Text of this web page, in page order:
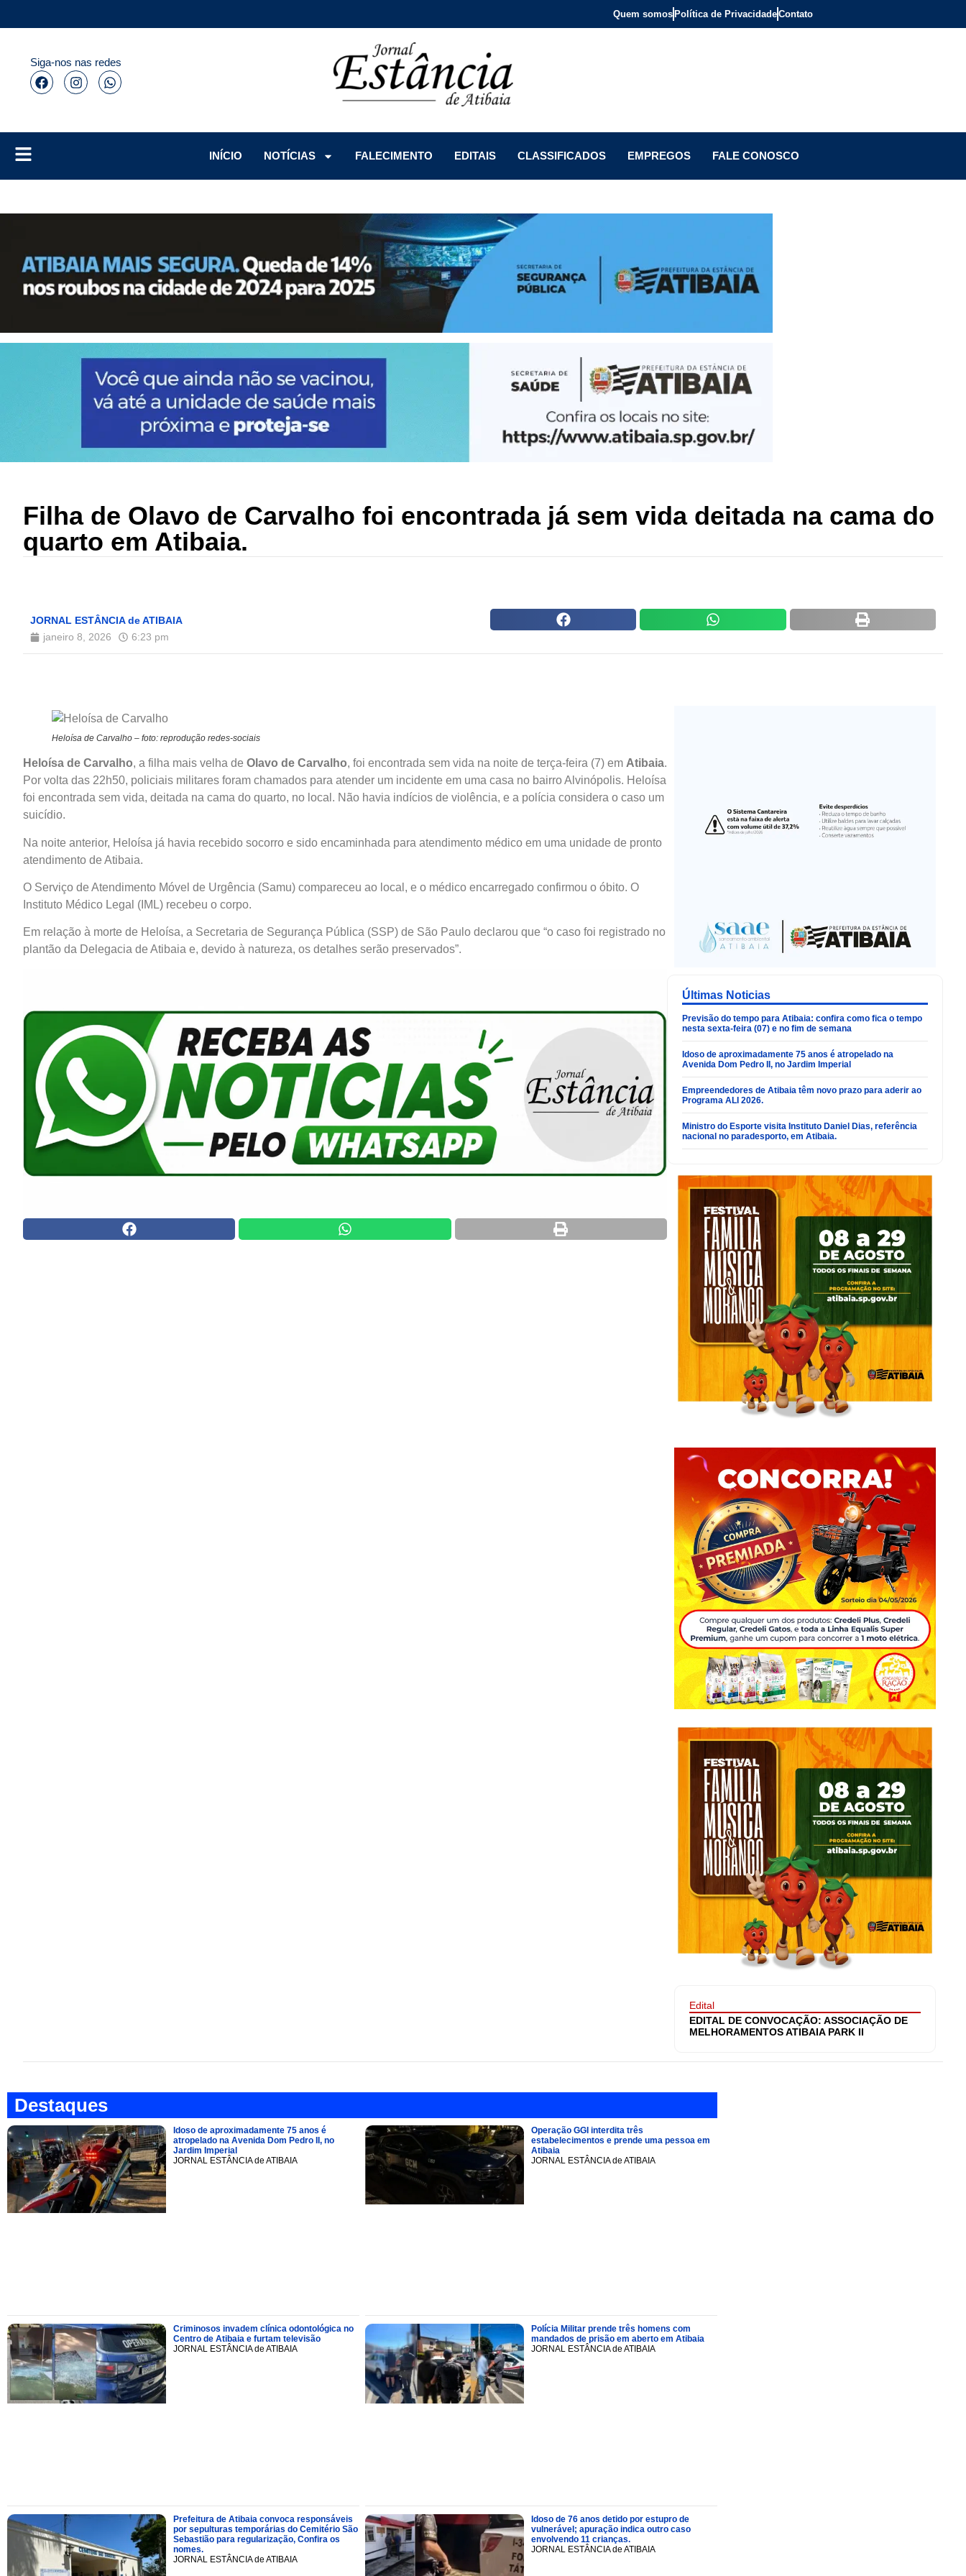
Quem somos Política de PrivacidadeContato
Siga-nos nas redes
INÍCIO
NOTÍCIAS FALECIMENTO EDITAIS CLASSIFICADOS EMPREGOS FALE CONOSCO
Filha de Olavo de Carvalho foi encontrada já sem vida deitada na cama do
quarto em Atibaia.
JORNAL ESTÂNCIA de ATIBAIA
janeiro 8, 2026
6:23 pm
Heloísa de Carvalho – foto: reprodução redes-sociais
Heloísa de Carvalho, a filha mais velha de Olavo de Carvalho, foi encontrada sem vida na noite de terça-feira (7) em Atibaia.
Por volta das 22h50, policiais militares foram chamados para atender um incidente em uma casa no bairro Alvinópolis. Heloísa
foi encontrada sem vida, deitada na cama do quarto, no local. Não havia indícios de violência, e a polícia considera o caso um
suicídio.
Na noite anterior, Heloísa já havia recebido socorro e sido encaminhada para atendimento médico em uma unidade de pronto
atendimento de Atibaia.
O Serviço de Atendimento Móvel de Urgência (Samu) compareceu ao local, e o médico encarregado confirmou o óbito. O
Instituto Médico Legal (IML) recebeu o corpo.
Em relação à morte de Heloísa, a Secretaria de Segurança Pública (SSP) de São Paulo declarou que “o caso foi registrado no
plantão da Delegacia de Atibaia e, devido à natureza, os detalhes serão preservados”.
Últimas Noticias
Previsão do tempo para Atibaia: confira como fica o tempo
nesta sexta-feira (07) e no fim de semana
Idoso de aproximadamente 75 anos é atropelado na
Avenida Dom Pedro II, no Jardim Imperial
Empreendedores de Atibaia têm novo prazo para aderir ao
Programa ALI 2026.
Ministro do Esporte visita Instituto Daniel Dias, referência
nacional no paradesporto, em Atibaia.
Edital
EDITAL DE CONVOCAÇÃO: ASSOCIAÇÃO DE
MELHORAMENTOS ATIBAIA PARK II
Destaques
Idoso de aproximadamente 75 anos é
atropelado na Avenida Dom Pedro II, no
Jardim Imperial
JORNAL ESTÂNCIA de ATIBAIA
Operação GGI interdita três
estabelecimentos e prende uma pessoa em
Atibaia
JORNAL ESTÂNCIA de ATIBAIA
Criminosos invadem clínica odontológica no
Centro de Atibaia e furtam televisão
JORNAL ESTÂNCIA de ATIBAIA
Polícia Militar prende três homens com
mandados de prisão em aberto em Atibaia
JORNAL ESTÂNCIA de ATIBAIA
Prefeitura de Atibaia convoca responsáveis
por sepulturas temporárias do Cemitério São
Sebastião para regularização, Confira os
nomes.
JORNAL ESTÂNCIA de ATIBAIA
Idoso de 76 anos detido por estupro de
vulnerável; apuração indica outro caso
envolvendo 11 crianças.
JORNAL ESTÂNCIA de ATIBAIA